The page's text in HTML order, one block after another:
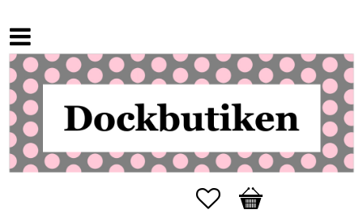
Favoriter
Kundvagn